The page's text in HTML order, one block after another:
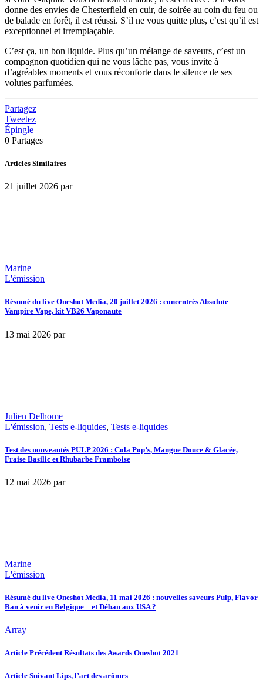
donne des envies de Chesterfield en cuir, de soirée au coin du feu ou
de balade en forêt, il est réussi. S’il ne vous quitte plus, c’est qu’il est
exceptionnel et irremplaçable.
C’est ça, un bon liquide. Plus qu’un mélange de saveurs, c’est un
compagnon quotidien qui ne vous lâche pas, vous invite à
d’agréables moments et vous réconforte dans le silence de ses
volutes parfumées.
Partagez
Tweetez
Épingle
0 Partages
Articles Similaires
21 juillet 2026 par
Marine
L'émission
Résumé du live Oneshot Media, 20 juillet 2026 : concentrés Absolute
Vampire Vape, kit VB26 Vaponaute
13 mai 2026 par
Julien Delhome
L'émission, Tests e-liquides, Tests e-liquides
Test des nouveautés PULP 2026 : Cola Pop’s, Mangue Douce & Glacée,
Fraise Basilic et Rhubarbe Framboise
12 mai 2026 par
Marine
L'émission
Résumé du live Oneshot Media, 11 mai 2026 : nouvelles saveurs Pulp, Flavor
Ban à venir en Belgique – et Déban aux USA ?
Array
Article PrécédentRésultats des Awards Oneshot 2021
Article Suivant Lips, l’art des arômes